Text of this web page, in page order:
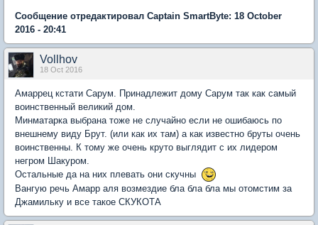
Сообщение отредактировал Captain SmartByte: 18 October
2016 - 20:41
Vollhov
18 Oct 2016
Амаррец кстати Сарум. Принадлежит дому Сарум так как самый
воинственный великий дом.
Минматарка выбрана тоже не случайно если не ошибаюсь по
внешнему виду Брут. (или как их там) а как известно бруты очень
воинственны. К тому же очень круто выглядит с их лидером
негром Шакуром.
Остальные да на них плевать они скучны
Вангую речь Амарр аля возмездие бла бла бла мы отомстим за
Джамильку и все такое СКУКОТА